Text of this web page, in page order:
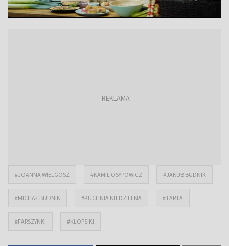
#JOANNA WIELGOSZ #KAMIL OSYPOWICZ #JAKUB BUDNIK
#MICHAŁ BUDNIK #KUCHNIA NIEDZIELNA #TARTA
#FARSZYNKI #KLOPSIKI